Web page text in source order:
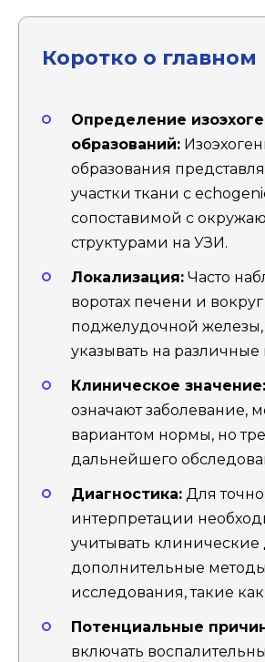
Коротко о главном
Определение
образований:
образования
участки ткани с
сопоставимой с
структурами на УЗИ.
Локализация: Часто
воротах печени и вокруг
поджелудочной железы,
указывать на различные
Клиническое значение:
означают заболевание,
вариантом нормы, но
дальнейшего
Диагностика: Для
интерпретации
учитывать
дополнительные методы
исследования, такие
Потенциальные
включать